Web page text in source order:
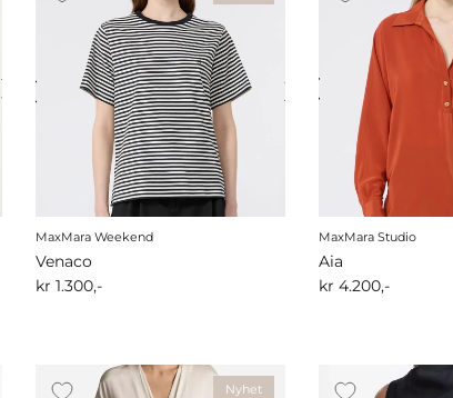
MaxMara Weekend
Venaco
kr 1.300,-
MaxMara Studio
Aia
kr 4.200,-
Nyhet